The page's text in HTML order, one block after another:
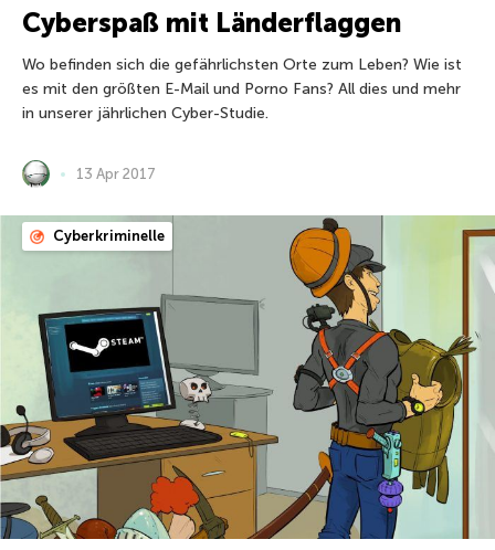
Cyberspaß mit Länderflaggen
Wo befinden sich die gefährlichsten Orte zum Leben? Wie ist
es mit den größten E-Mail und Porno Fans? All dies und mehr
in unserer jährlichen Cyber-Studie.
13 Apr 2017
Cyberkriminelle